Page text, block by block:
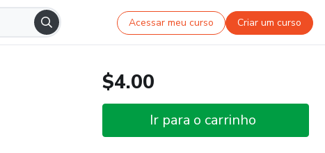
Acessar meu curso Criar um curso
$4.00
Ir para o carrinho